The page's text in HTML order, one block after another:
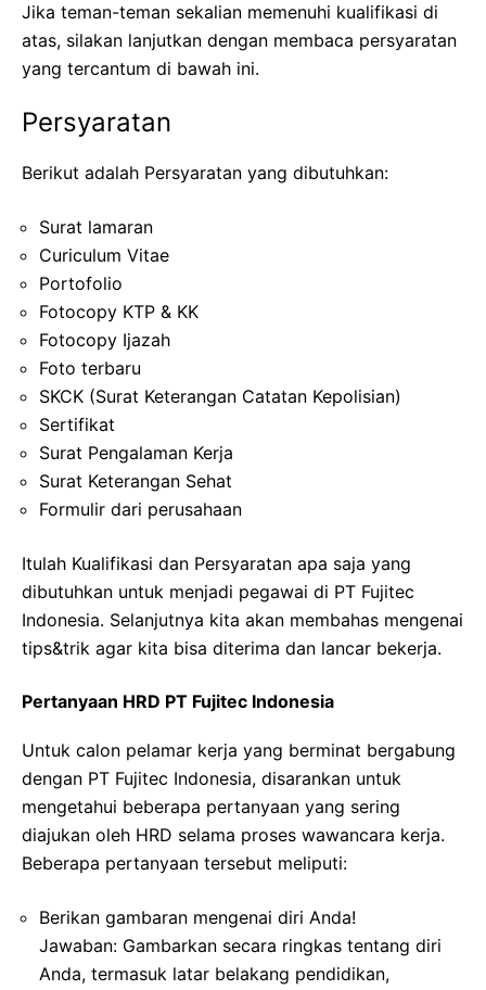
Jika teman-teman sekalian memenuhi kualifikasi di
atas, silakan lanjutkan dengan membaca persyaratan
yang tercantum di bawah ini.
Persyaratan
Berikut adalah Persyaratan yang dibutuhkan:
Surat lamaran
Curiculum Vitae
Portofolio
Fotocopy KTP & KK
Fotocopy Ijazah
Foto terbaru
SKCK (Surat Keterangan Catatan Kepolisian)
Sertifikat
Surat Pengalaman Kerja
Surat Keterangan Sehat
Formulir dari perusahaan
Itulah Kualifikasi dan Persyaratan apa saja yang
dibutuhkan untuk menjadi pegawai di PT Fujitec
Indonesia. Selanjutnya kita akan membahas mengenai
tips&trik agar kita bisa diterima dan lancar bekerja.
Pertanyaan HRD PT Fujitec Indonesia
Untuk calon pelamar kerja yang berminat bergabung
dengan PT Fujitec Indonesia, disarankan untuk
mengetahui beberapa pertanyaan yang sering
diajukan oleh HRD selama proses wawancara kerja.
Beberapa pertanyaan tersebut meliputi:
Berikan gambaran mengenai diri Anda!
Jawaban: Gambarkan secara ringkas tentang diri
Anda, termasuk latar belakang pendidikan,